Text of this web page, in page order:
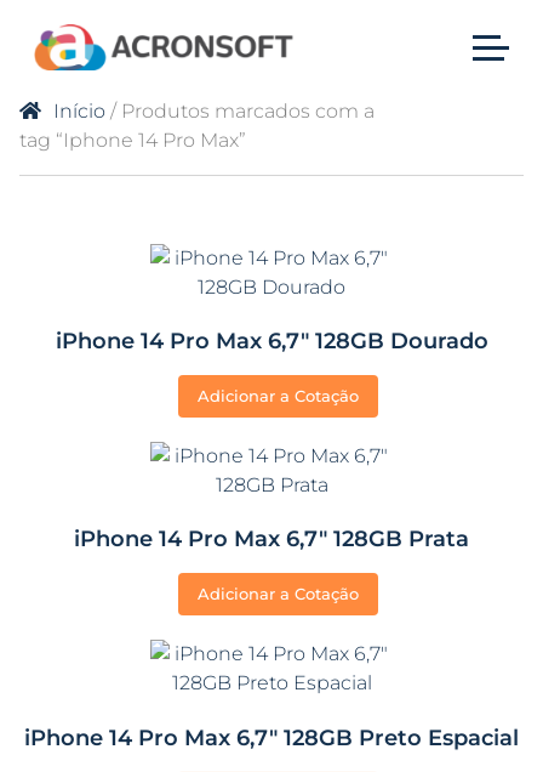
Início / Produtos marcados com a
tag “Iphone 14 Pro Max”
iPhone 14 Pro Max 6,7″ 128GB Dourado
Adicionar a Cotação
iPhone 14 Pro Max 6,7″ 128GB Prata
Adicionar a Cotação
iPhone 14 Pro Max 6,7″ 128GB Preto Espacial